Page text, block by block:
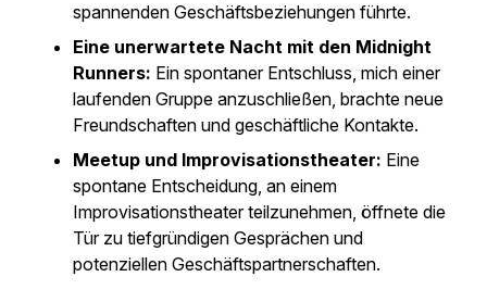
spannenden Geschäftsbeziehungen führte.
Eine unerwartete Nacht mit den Midnight
Runners: Ein spontaner Entschluss, mich einer
laufenden Gruppe anzuschließen, brachte neue
Freundschaften und geschäftliche Kontakte.
Meetup und Improvisationstheater: Eine
spontane Entscheidung, an einem
Improvisationstheater teilzunehmen, öffnete die
Tür zu tiefgründigen Gesprächen und
potenziellen Geschäftspartnerschaften.